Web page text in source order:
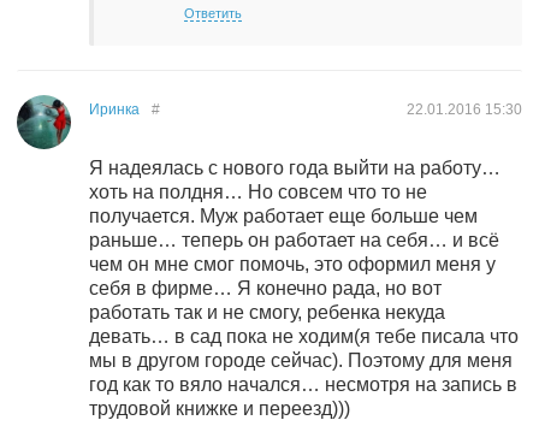
Ответить
Иринка 22.01.2016 15:30
#
Я надеялась с нового года выйти на работу…
хоть на полдня… Но совсем что то не
получается. Муж работает еще больше чем
раньше… теперь он работает на себя… и всё
чем он мне смог помочь, это оформил меня у
себя в фирме… Я конечно рада, но вот
работать так и не смогу, ребенка некуда
девать… в сад пока не ходим(я тебе писала что
мы в другом городе сейчас). Поэтому для меня
год как то вяло начался… несмотря на запись в
трудовой книжке и переезд)))